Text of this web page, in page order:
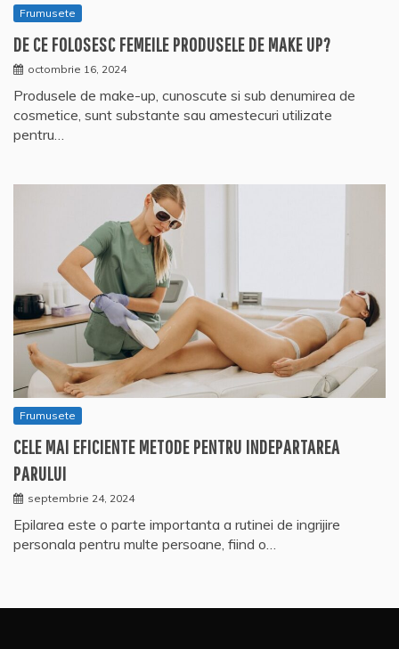
Frumusete
DE CE FOLOSESC FEMEILE PRODUSELE DE MAKE UP?
octombrie 16, 2024
Produsele de make-up, cunoscute si sub denumirea de
cosmetice, sunt substante sau amestecuri utilizate
pentru…
Frumusete
CELE MAI EFICIENTE METODE PENTRU INDEPARTAREA
PARULUI
septembrie 24, 2024
Epilarea este o parte importanta a rutinei de ingrijire
personala pentru multe persoane, fiind o…